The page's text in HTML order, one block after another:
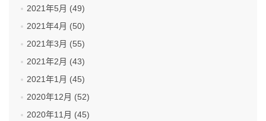
2021年5月 (49)
2021年4月 (50)
2021年3月 (55)
2021年2月 (43)
2021年1月 (45)
2020年12月 (52)
2020年11月 (45)